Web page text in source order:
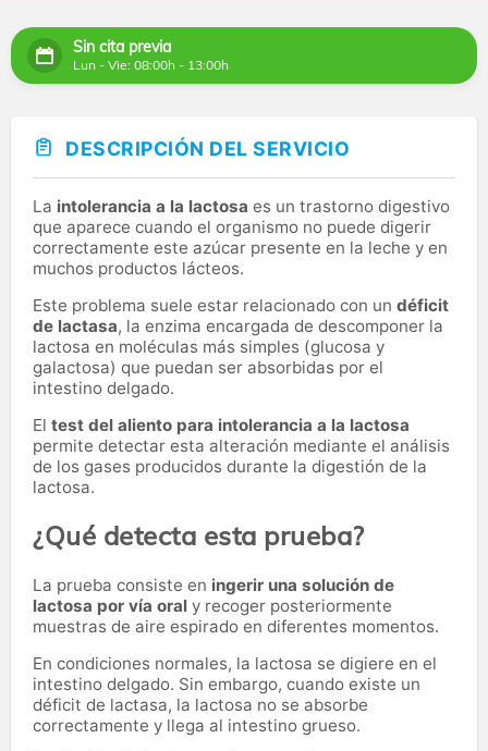
Sin cita previa
Lun - Vie: 08:00h - 13:00h
DESCRIPCIÓN DEL SERVICIO
La intolerancia a la lactosa es un trastorno digestivo
que aparece cuando el organismo no puede digerir
correctamente este azúcar presente en la leche y en
muchos productos lácteos.
Este problema suele estar relacionado con un déficit
de lactasa, la enzima encargada de descomponer la
lactosa en moléculas más simples (glucosa y
galactosa) que puedan ser absorbidas por el
intestino delgado.
El test del aliento para intolerancia a la lactosa
permite detectar esta alteración mediante el análisis
de los gases producidos durante la digestión de la
lactosa.
¿Qué detecta esta prueba?
La prueba consiste en ingerir una solución de
lactosa por vía oral y recoger posteriormente
muestras de aire espirado en diferentes momentos.
En condiciones normales, la lactosa se digiere en el
intestino delgado. Sin embargo, cuando existe un
déficit de lactasa, la lactosa no se absorbe
correctamente y llega al intestino grueso.